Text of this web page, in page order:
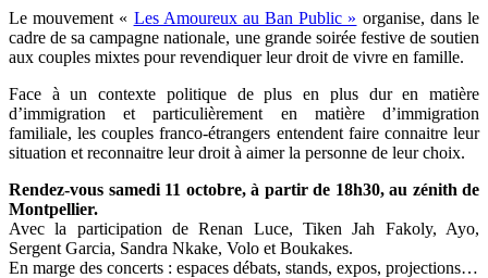
Le mouvement « Les Amoureux au Ban Public » organise, dans le
cadre de sa campagne nationale, une grande soirée festive de soutien
aux couples mixtes pour revendiquer leur droit de vivre en famille.
Face à un contexte politique de plus en plus dur en matière
d’immigration et particulièrement en matière d’immigration
familiale, les couples franco-étrangers entendent faire connaitre leur
situation et reconnaitre leur droit à aimer la personne de leur choix.
Rendez-vous samedi 11 octobre, à partir de 18h30, au zénith de
Montpellier.
Avec la participation de Renan Luce, Tiken Jah Fakoly, Ayo,
Sergent Garcia, Sandra Nkake, Volo et Boukakes.
En marge des concerts : espaces débats, stands, expos, projections…